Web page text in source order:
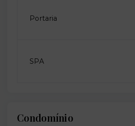
Portaria
SPA
Condomínio